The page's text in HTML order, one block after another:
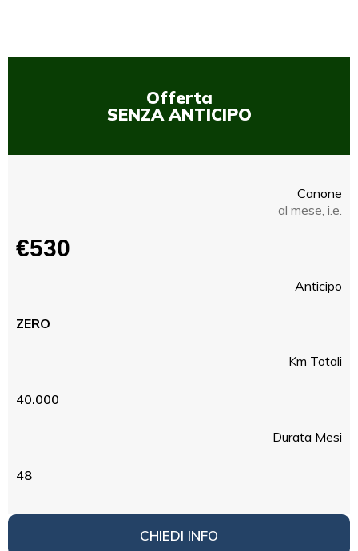
Offerta
SENZA ANTICIPO
Canone
al mese, i.e.
€530
Anticipo
ZERO
Km Totali
40.000
Durata Mesi
48
CHIEDI INFO